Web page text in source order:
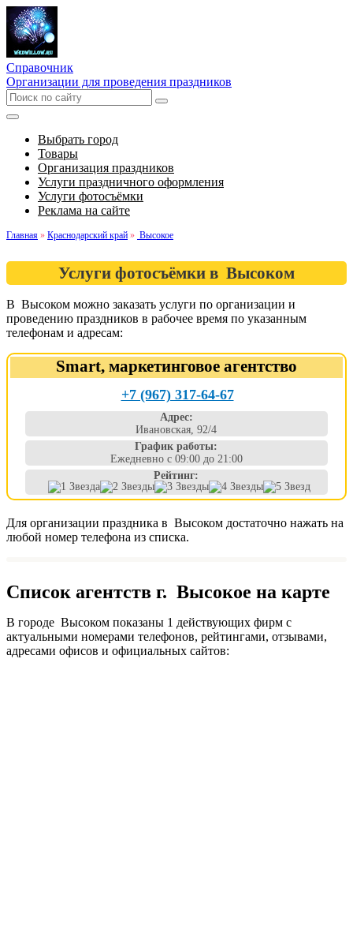
Справочник
Организации для проведения праздников
Выбрать город
Товары
Организация праздников
Услуги праздничного оформления
Услуги фотосъёмки
Реклама на сайте
Главная » Краснодарский край » Высокое
Услуги фотосъёмки в Высоком
В Высоком можно заказать услуги по организации и
проведению праздников в рабочее время по указанным
телефонам и адресам:
Smart, маркетинговое агентство
+7 (967) 317-64-67
Адрес:
Ивановская, 92/4
График работы:
Ежедневно с 09:00 до 21:00
Рейтинг:
Для организации праздника в Высоком достаточно нажать на
любой номер телефона из списка.
Список агентств г. Высокое на карте
В городе Высоком показаны 1 действующих фирм с
актуальными номерами телефонов, рейтингами, отзывами,
адресами офисов и официальных сайтов: